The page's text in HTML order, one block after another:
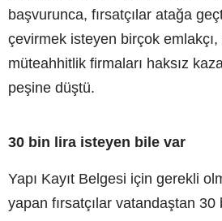
başvurunca, fırsatçılar atağa
çevirmek isteyen birçok emlakçı,
müteahhitlik firmaları haksız
peşine düştü.
30 bin lira isteyen bile var
Yapı Kayıt Belgesi için gerekli
yapan fırsatçılar vatandaştan